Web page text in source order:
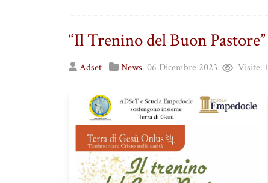
“Il Trenino del Buon Pastore”
Adset News 06 Dicembre 2023 Visite: